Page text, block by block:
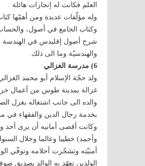
العلم فكانت له إنجازات هائلة .
وله مؤلّفات عديدة ومن أهمّها
وكتاب الجامع في أصول،
شرح أصول إقليدس في الهندسة
والهندسيّة وما الى ذلك.
6) مدرسة الغزالي
ولد حجّة الإسلام أبو محمد
غزالة بمدينة طوس من أعمال
والده الى جانب اشتغاله بغزل
بخدمة رجال الدين والفقهاء في
وكانت أقصى أمانيه أن يرى أحد
وأحمد) خطيبا وعالما وخلال
أمنيّته وتشجّرت أحلامه وتوفّي
الولدين تعهّد به الوالد بصديق